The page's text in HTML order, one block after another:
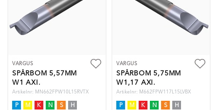
VARGUS
SPÅRBOM 5,57MM
W1 AXI.
Artikelnr: MN662FPW10L15RVTX
P M K N S H
VARGUS
SPÅRBOM 5,75MM
W1,17 AXI.
Artikelnr: M662FPW117L15LVBX
P M K N S H